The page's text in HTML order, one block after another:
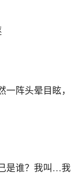
阵头晕目眩，
是谁？我叫…我